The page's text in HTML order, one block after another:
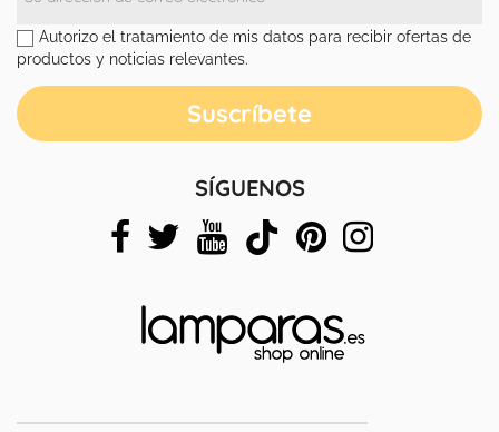
Autorizo el tratamiento de mis datos para recibir ofertas de
productos y noticias relevantes.
SÍGUENOS